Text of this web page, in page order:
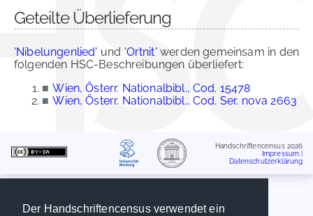
Der Handschriftencensus verwendet ein
Geteilte Überlieferung
'Nibelungenlied' und 'Ortnit' werden gemeinsam in den
folgenden HSC-Beschreibungen überliefert:
■ Wien, Österr. Nationalbibl., Cod. 15478
■ Wien, Österr. Nationalbibl., Cod. Ser. nova 2663
Handschriftencensus 2026
Impressum
Datenschutzerklärung